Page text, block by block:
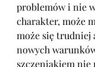
problemów i nie
charakter, może
może się trudniej
nowych
szczeniakiem nie